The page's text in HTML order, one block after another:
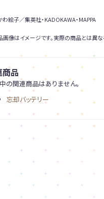
絵子／集英社・KADOKAWA・MAPPA
像はイメージです。実際の商品とは異な
商品
の関連商品はありません。
忘却バッテリー